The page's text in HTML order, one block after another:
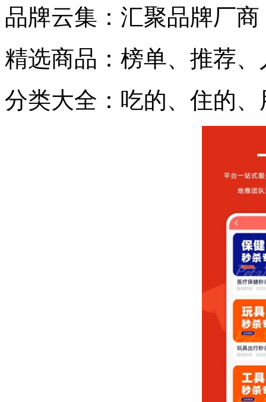
品牌云集：汇聚品牌厂
精选商品：榜单、推荐
分类大全：吃的、住的